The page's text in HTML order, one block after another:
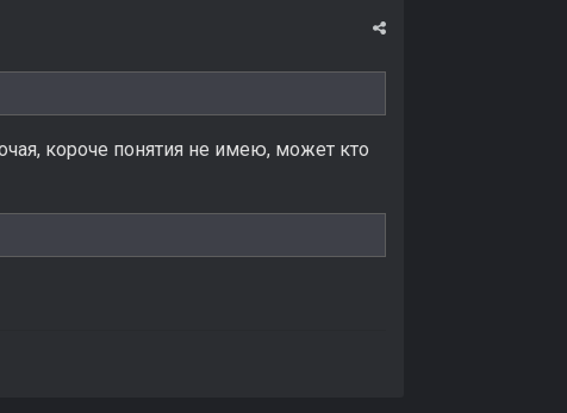
короче понятия не имею, может кто